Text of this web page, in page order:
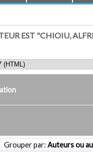
EST "CHIOIU,
Grouper par: Auteurs ou